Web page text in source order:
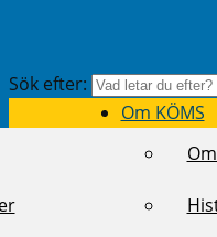
Sök efter:
Om KÖMS